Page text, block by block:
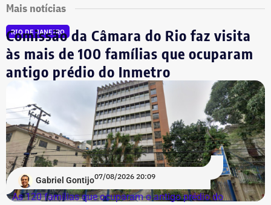
Mais notícias
RIO DE JANEIRO
Comissão da Câmara do Rio faz visita
às mais de 100 famílias que ocuparam
antigo prédio do Inmetro
Gabriel Gontijo07/08/2026 20:09
As 120 famílias que ocuparam o antigo prédio do